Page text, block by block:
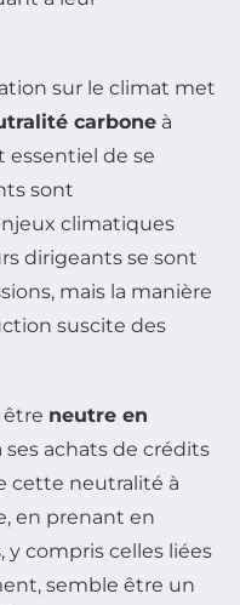
sur le climat met
carbone à
essentiel de se
sont
climatiques
dirigeants se sont
mais la manière
suscite des
être neutre en
ses achats de crédits
cette neutralité à
en prenant en
compris celles liées
semble être un